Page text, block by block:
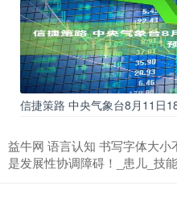
信捷策路 中央气象台8月11日
益牛网 语言认知 书写字体大
是发展性协调障碍！_患儿_技